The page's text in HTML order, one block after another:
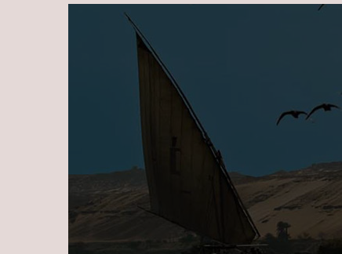
Skip to main content